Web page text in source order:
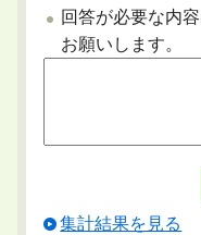
回答が必要な内
お願いします。
集計結果を見る